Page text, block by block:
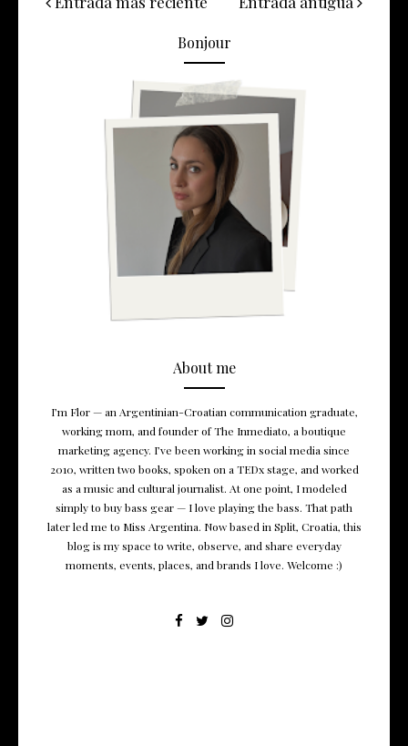
Bonjour
About me
I’m Flor — an Argentinian-Croatian communication graduate,
working mom, and founder of The Inmediato, a boutique
marketing agency. I’ve been working in social media since
2010, written two books, spoken on a TEDx stage, and worked
as a music and cultural journalist. At one point, I modeled
simply to buy bass gear — I love playing the bass. That path
later led me to Miss Argentina. Now based in Split, Croatia, this
blog is my space to write, observe, and share everyday
moments, events, places, and brands I love. Welcome :)